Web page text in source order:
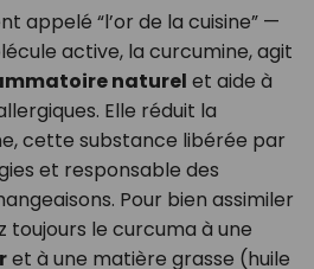
appelé “l’or de la cuisine” —
active, la curcumine, agit
naturel et aide à
Elle réduit la
cette substance libérée par
et responsable des
Pour bien assimiler
toujours le curcuma à une
et à une matière grasse (huile